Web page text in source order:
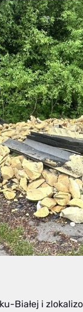
Białej i